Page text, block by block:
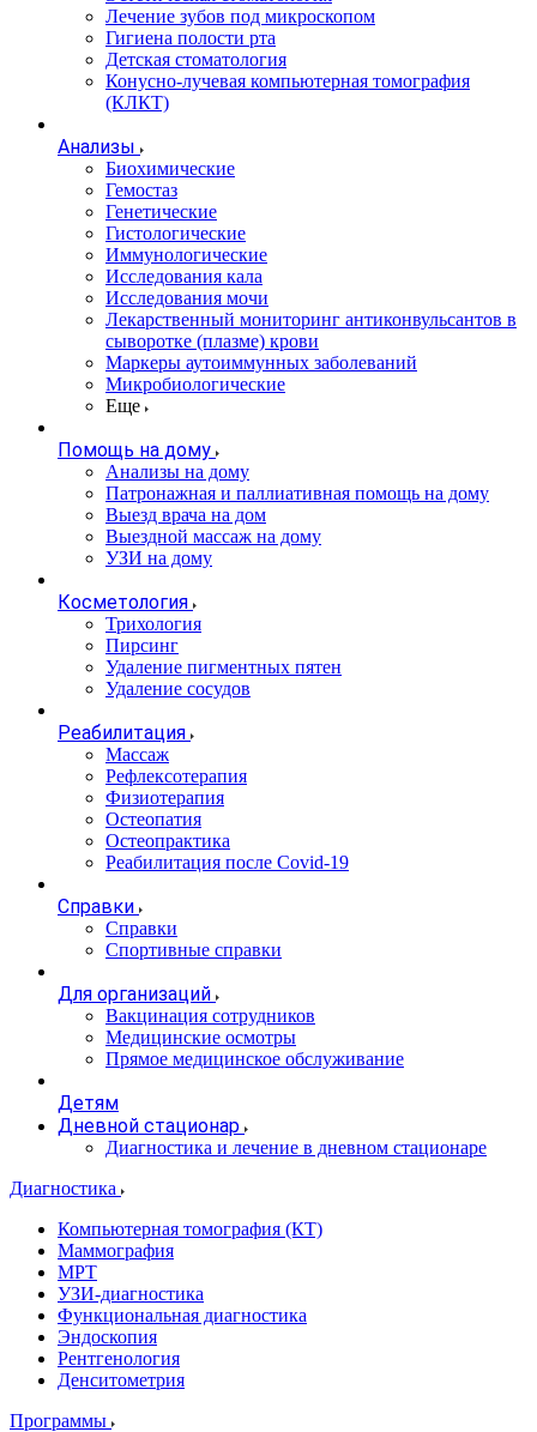
Лечение зубов под микроскопом
Гигиена полости рта
Детская стоматология
Конусно-лучевая компьютерная томография
(КЛКТ)
Анализы
Биохимические
Гемостаз
Генетические
Гистологические
Иммунологические
Исследования кала
Исследования мочи
Лекарственный мониторинг антиконвульсантов в
сыворотке (плазме) крови
Маркеры аутоиммунных заболеваний
Микробиологические
Еще
Помощь на дому
Анализы на дому
Патронажная и паллиативная помощь на дому
Выезд врача на дом
Выездной массаж на дому
УЗИ на дому
Косметология
Трихология
Пирсинг
Удаление пигментных пятен
Удаление сосудов
Реабилитация
Массаж
Рефлексотерапия
Физиотерапия
Остеопатия
Остеопрактика
Реабилитация после Covid-19
Справки
Справки
Спортивные справки
Для организаций
Вакцинация сотрудников
Медицинские осмотры
Прямое медицинское обслуживание
Детям
Дневной стационар
Диагностика и лечение в дневном стационаре
Диагностика
Компьютерная томография (КТ)
Маммография
МРТ
УЗИ-диагностика
Функциональная диагностика
Эндоскопия
Рентгенология
Денситометрия
Программы